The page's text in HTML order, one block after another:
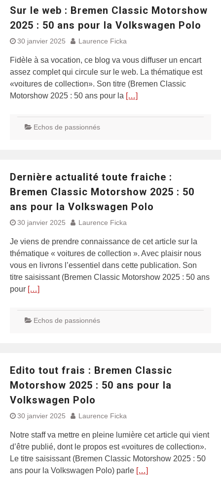
Sur le web : Bremen Classic Motorshow
2025 : 50 ans pour la Volkswagen Polo
30 janvier 2025 Laurence Ficka
Fidèle à sa vocation, ce blog va vous diffuser un encart
assez complet qui circule sur le web. La thématique est
«voitures de collection». Son titre (Bremen Classic
Motorshow 2025 : 50 ans pour la […]
Echos de passionnés
Dernière actualité toute fraiche :
Bremen Classic Motorshow 2025 : 50
ans pour la Volkswagen Polo
30 janvier 2025 Laurence Ficka
Je viens de prendre connaissance de cet article sur la
thématique « voitures de collection ». Avec plaisir nous
vous en livrons l’essentiel dans cette publication. Son
titre saisissant (Bremen Classic Motorshow 2025 : 50 ans
pour […]
Echos de passionnés
Edito tout frais : Bremen Classic
Motorshow 2025 : 50 ans pour la
Volkswagen Polo
30 janvier 2025 Laurence Ficka
Notre staff va mettre en pleine lumière cet article qui vient
d’être publié, dont le propos est «voitures de collection».
Le titre saisissant (Bremen Classic Motorshow 2025 : 50
ans pour la Volkswagen Polo) parle […]